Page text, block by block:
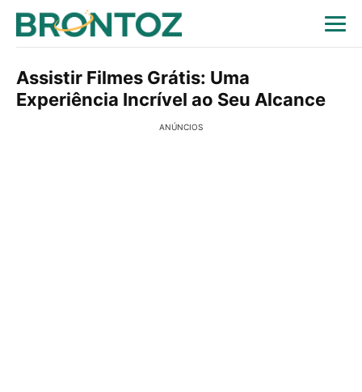
Assistir Filmes Grátis: Uma
Experiência Incrível ao Seu Alcance
ANÚNCIOS